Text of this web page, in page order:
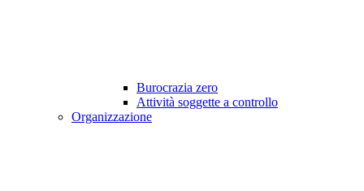
Burocrazia zero
Attività soggette a controllo
Organizzazione